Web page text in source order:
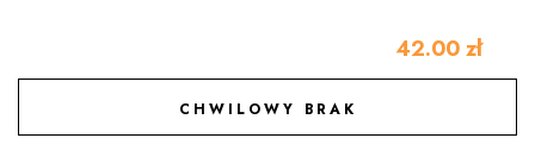
42.00 zł
CHWILOWY BRAK
DODAJ DO ULUBIONYCH